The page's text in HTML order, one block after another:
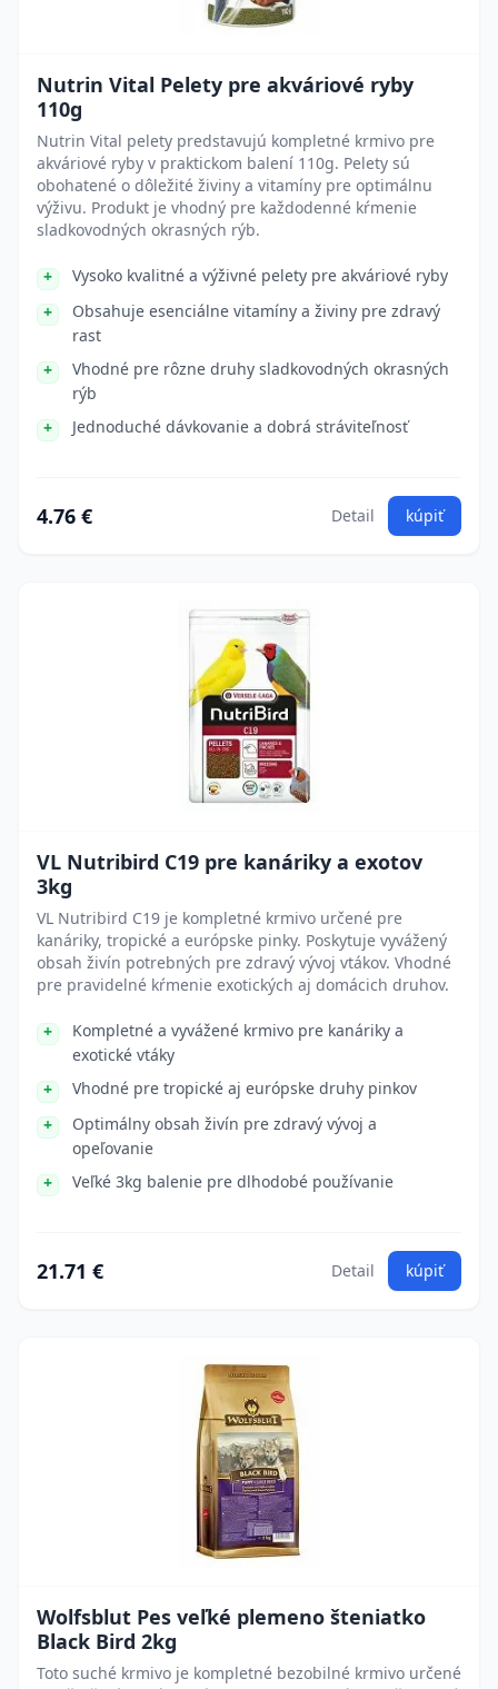
Nutrin Vital Pelety pre akváriové ryby
110g
Nutrin Vital pelety predstavujú kompletné krmivo pre
akváriové ryby v praktickom balení 110g. Pelety sú
obohatené o dôležité živiny a vitamíny pre optimálnu
výživu. Produkt je vhodný pre každodenné kŕmenie
sladkovodných okrasných rýb.
Vysoko kvalitné a výživné pelety pre akváriové ryby
Obsahuje esenciálne vitamíny a živiny pre zdravý
rast
Vhodné pre rôzne druhy sladkovodných okrasných
rýb
Jednoduché dávkovanie a dobrá stráviteľnosť
4.76 € Detail kúpiť
VL Nutribird C19 pre kanáriky a exotov
3kg
VL Nutribird C19 je kompletné krmivo určené pre
kanáriky, tropické a európske pinky. Poskytuje vyvážený
obsah živín potrebných pre zdravý vývoj vtákov. Vhodné
pre pravidelné kŕmenie exotických aj domácich druhov.
Kompletné a vyvážené krmivo pre kanáriky a
exotické vtáky
Vhodné pre tropické aj európske druhy pinkov
Optimálny obsah živín pre zdravý vývoj a
opeľovanie
Veľké 3kg balenie pre dlhodobé používanie
21.71 € Detail kúpiť
Wolfsblut Pes veľké plemeno šteniatko
Black Bird 2kg
Toto suché krmivo je kompletné bezobilné krmivo určené